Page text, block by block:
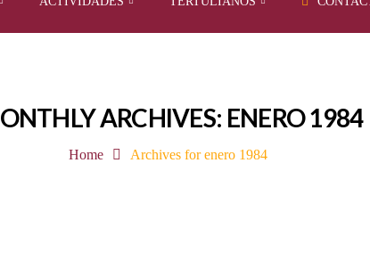
ARCHIVES: ENERO 1984
Home Archives for enero 1984